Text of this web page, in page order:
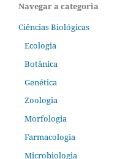
Navegar a categoria
Ciências Biológicas
Ecologia
Botânica
Genética
Zoologia
Morfologia
Farmacologia
Microbiologia